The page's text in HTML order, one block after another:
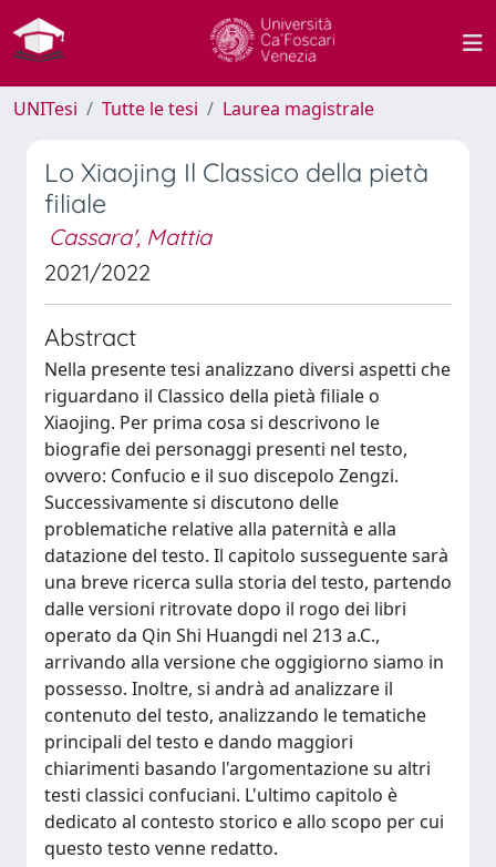
UNITesi Tutte le tesi Laurea magistrale
Lo Xiaojing Il Classico della pietà
filiale
Cassara', Mattia
2021/2022
Abstract
Nella presente tesi analizzano diversi aspetti che
riguardano il Classico della pietà filiale o
Xiaojing. Per prima cosa si descrivono le
biografie dei personaggi presenti nel testo,
ovvero: Confucio e il suo discepolo Zengzi.
Successivamente si discutono delle
problematiche relative alla paternità e alla
datazione del testo. Il capitolo susseguente sarà
una breve ricerca sulla storia del testo, partendo
dalle versioni ritrovate dopo il rogo dei libri
operato da Qin Shi Huangdi nel 213 a.C.,
arrivando alla versione che oggigiorno siamo in
possesso. Inoltre, si andrà ad analizzare il
contenuto del testo, analizzando le tematiche
principali del testo e dando maggiori
chiarimenti basando l'argomentazione su altri
testi classici confuciani. L'ultimo capitolo è
dedicato al contesto storico e allo scopo per cui
questo testo venne redatto.